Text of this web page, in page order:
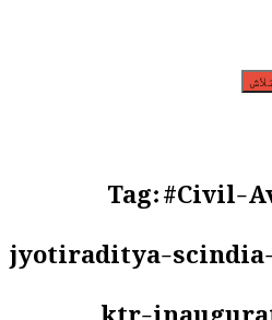
Tag:#Civil-
jyotiraditya-
ktr-